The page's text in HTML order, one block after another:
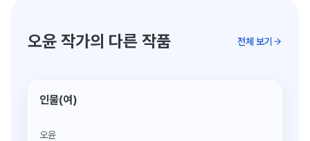
오윤 작가의 다른 작품 전체 보기
생전 진작(眞作)
인물(여)
오윤